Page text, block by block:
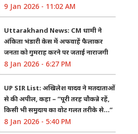
9 Jan 2026 - 11:02 AM
Uttarakhand News: CM धामी ने
अंकिता भंडारी केस में अफवाहें फैलाकर
जनता को गुमराह करने पर जताई नाराजगी
8 Jan 2026 - 6:27 PM
UP SIR List: अखिलेश यादव ने मतदाताओं
से की अपील, कहा – “पूरी तरह चौकन्ने रहें,
किसी भी समुदाय का वोट गलत तरीके से…”
8 Jan 2026 - 5:40 PM